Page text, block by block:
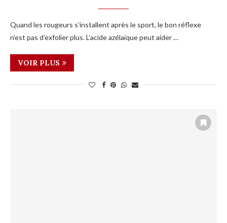
Quand les rougeurs s’installent après le sport, le bon réflexe
n’est pas d’exfolier plus. L’acide azélaïque peut aider …
VOIR PLUS